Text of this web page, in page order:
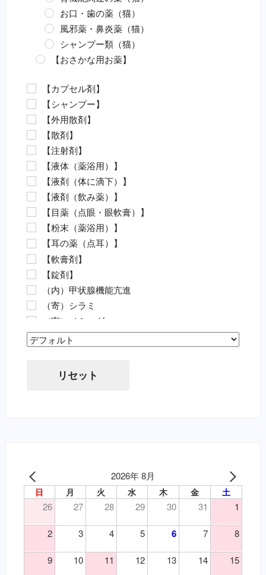
お口・歯の薬（猫）
風邪薬・鼻炎薬（猫）
シャンプー類（猫）
【おさかな用お薬】
カラムナリス病対策（魚）
水カビ病対策（魚）
白点病対策（魚）
イカリムシ・ウオジラミ（魚）
ハダムシ駆除（魚）
類結節症（魚）
麻酔（魚）
外傷（魚）
害虫駆除（魚）
【動物病院の薬（要指示医薬品）】
抗菌剤・抗生物質（要・犬）
抗菌剤・抗生物質（要・猫）
ノミ・ダニ駆除薬（要・犬）
ノミ・ダニ駆除薬（要・猫）
フィラリア（要・犬）
フィラリア（要・猫）
虫下し・寄生虫駆除（要・犬）
胃腸薬・消化器用（要・犬）
目薬・眼軟膏（要・犬）
泌尿器の薬（要・犬）
吐き気止め（要・犬）
変形性関節症・関節炎（要・犬）
変形性関節症・関節炎（要・猫）
風邪薬・鎮痛剤（要・犬）
鎮静・精神安定・麻酔（要・犬）
【カプセル剤】
【シャンプー】
【外用散剤】
【散剤】
【注射剤】
【液体（薬浴用）】
【液剤（体に滴下）】
【液剤（飲み薬）】
【目薬（点眼・眼軟膏）】
【粉末（薬浴用）】
【耳の薬（点耳）】
【軟膏剤】
【錠剤】
（内）甲状腺機能亢進
（寄）シラミ
（寄）ノミ・ダニ
（寄）フィラリア
（寄）蚊
（皮）洗浄・殺菌消毒
（皮）湿疹
（皮）皮膚炎
（目）乾性角結膜炎
（目）角膜炎
（神）鎮痛
Sort Products
リセット
2026年 8月
日 月 火 水 木 金 土
26 27 28 29 30 31 1
2 3 4 5 6 7 8
9 10 11 12 13 14 15